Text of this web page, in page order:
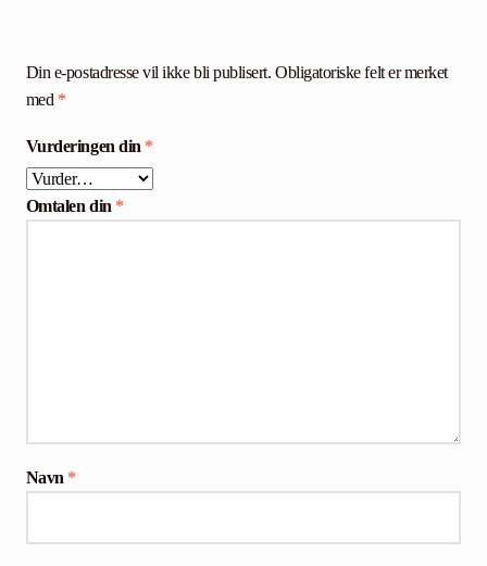
Din e-postadresse vil ikke bli publisert. Obligatoriske felt er merket
med *
Vurderingen din *
Omtalen din *
Navn *